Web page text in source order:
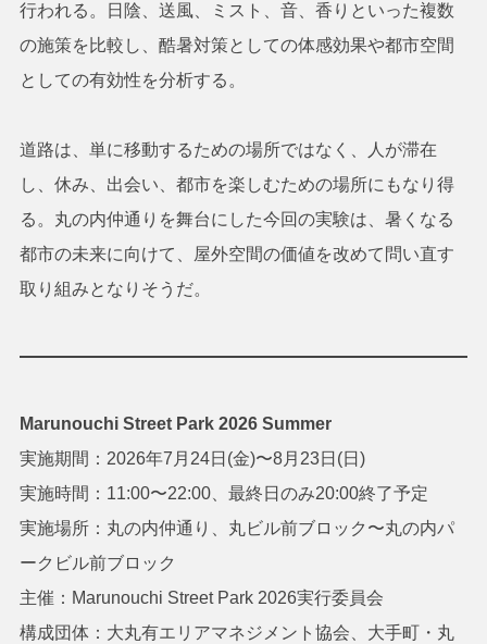
行われる。日陰、送風、ミスト、音、香りといった複数
の施策を比較し、酷暑対策としての体感効果や都市空間
としての有効性を分析する。
道路は、単に移動するための場所ではなく、人が滞在
し、休み、出会い、都市を楽しむための場所にもなり得
る。丸の内仲通りを舞台にした今回の実験は、暑くなる
都市の未来に向けて、屋外空間の価値を改めて問い直す
取り組みとなりそうだ。
Marunouchi Street Park 2026 Summer
実施期間：2026年7月24日(金)〜8月23日(日)
実施時間：11:00〜22:00、最終日のみ20:00終了予定
実施場所：丸の内仲通り、丸ビル前ブロック〜丸の内パ
ークビル前ブロック
主催：Marunouchi Street Park 2026実行委員会
構成団体：大丸有エリアマネジメント協会、大手町・丸